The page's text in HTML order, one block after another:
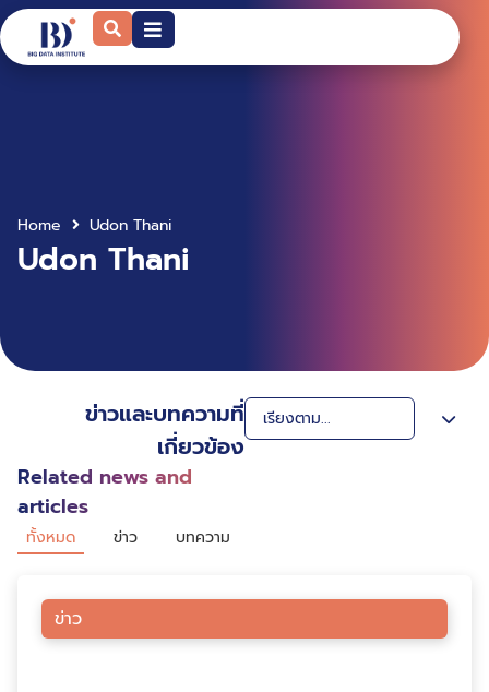
Home Udon Thani
Udon Thani
ข่าวและบทความที่
เกี่ยวข้อง
Related news and
articles
ทั้งหมด ข่าว บทความ
ข่าว